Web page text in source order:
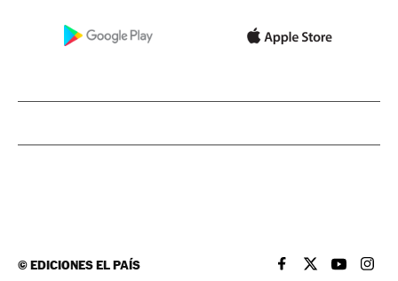
©EDICIONES EL PAÍS EL PAÍS BRASIL EN
EL PAÍSEL PAÍS
EL